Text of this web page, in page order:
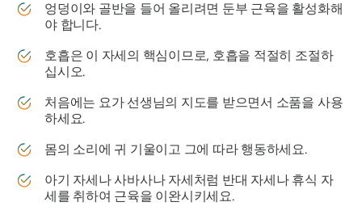
엉덩이와 골반을 들어 올리려면 둔부 근육을 활성화해
야 합니다.
호흡은 이 자세의 핵심이므로, 호흡을 적절히 조절하
십시오.
처음에는 요가 선생님의 지도를 받으면서 소품을 사용
하세요.
몸의 소리에 귀 기울이고 그에 따라 행동하세요.
아기 자세나 사바사나 자세처럼 반대 자세나 휴식 자
세를 취하여 근육을 이완시키세요.